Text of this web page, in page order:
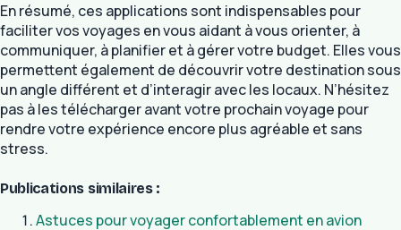
En résumé, ces applications sont indispensables pour
faciliter vos voyages en vous aidant à vous orienter, à
communiquer, à planifier et à gérer votre budget. Elles vous
permettent également de découvrir votre destination sous
un angle différent et d’interagir avec les locaux. N’hésitez
pas à les télécharger avant votre prochain voyage pour
rendre votre expérience encore plus agréable et sans
stress.
Publications similaires :
Astuces pour voyager confortablement en avion